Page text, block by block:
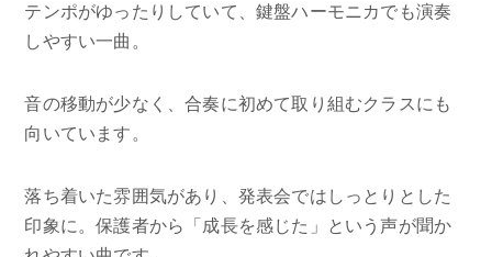
テンポがゆったりしていて、鍵盤ハーモニカでも演奏
しやすい一曲。
音の移動が少なく、合奏に初めて取り組むクラスにも
向いています。
落ち着いた雰囲気があり、発表会ではしっとりとした
印象に。保護者から「成長を感じた」という声が聞か